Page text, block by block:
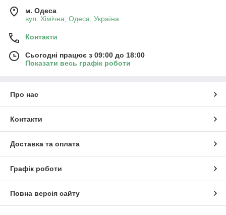
м. Одеса
вул. Хiмiчна, Одеса, Україна
Контакти
Сьогодні працює з 09:00 до 18:00
Показати весь графік роботи
Про нас
Контакти
Доставка та оплата
Графік роботи
Повна версія сайту